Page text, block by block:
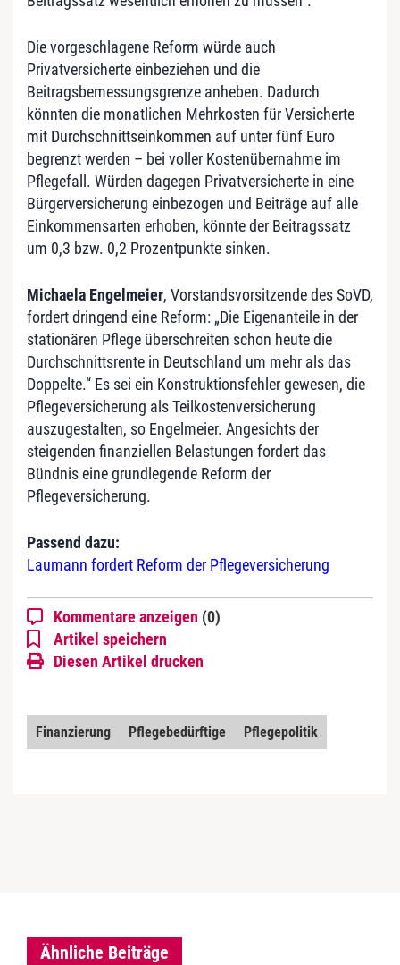
Die vorgeschlagene Reform würde auch
Privatversicherte einbeziehen und die
Beitragsbemessungsgrenze anheben. Dadurch
könnten die monatlichen Mehrkosten für Versicherte
mit Durchschnittseinkommen auf unter fünf Euro
begrenzt werden – bei voller Kostenübernahme im
Pflegefall. Würden dagegen Privatversicherte in eine
Bürgerversicherung einbezogen und Beiträge auf alle
Einkommensarten erhoben, könnte der Beitragssatz
um 0,3 bzw. 0,2 Prozentpunkte sinken.
Michaela Engelmeier, Vorstandsvorsitzende des SoVD,
fordert dringend eine Reform: „Die Eigenanteile in der
stationären Pflege überschreiten schon heute die
Durchschnittsrente in Deutschland um mehr als das
Doppelte.“ Es sei ein Konstruktionsfehler gewesen, die
Pflegeversicherung als Teilkostenversicherung
auszugestalten, so Engelmeier. Angesichts der
steigenden finanziellen Belastungen fordert das
Bündnis eine grundlegende Reform der
Pflegeversicherung.
Passend dazu:
Laumann fordert Reform der Pflegeversicherung
Kommentare anzeigen (0)
Artikel speichern
Diesen Artikel drucken
Finanzierung Pflegebedürftige Pflegepolitik
Ähnliche Beiträge